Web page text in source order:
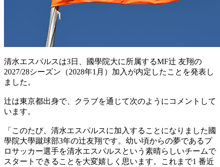
清水エスパルスは3日、國學院大に所属するMF辻 友翔の
2027/28シーズン（2028年1月）加入が内定したことを発表し
ました。
辻は東京都出身で、クラブを通じて次のようにコメントして
います。
「このたび、清水エスパルスに加入することになりました國
學院大學蹴球部3年の辻友翔です。幼い頃からの夢であるプ
ロサッカー選手を清水エスパルスという素晴らしいチームで
スタートできることを大変嬉しく思います。これまで1 番近